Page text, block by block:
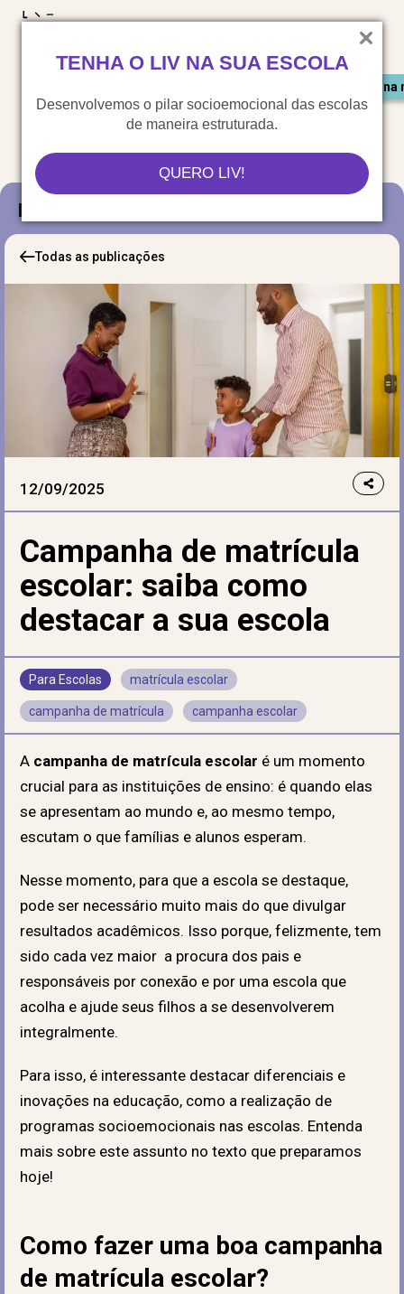
TENHA O LIV NA SUA ESCOLA
Desenvolvemos o pilar socioemocional das escolas
de maneira estruturada.
QUERO LIV!
Saiu
Blog
Todas as publicações
12/09/2025
Campanha de matrícula
escolar: saiba como
destacar a sua escola
Para Escolas matrícula escolar
campanha de matrícula campanha escolar
A campanha de matrícula escolar é um momento
crucial para as instituições de ensino: é quando elas
se apresentam ao mundo e, ao mesmo tempo,
escutam o que famílias e alunos esperam.
Nesse momento, para que a escola se destaque,
pode ser necessário muito mais do que divulgar
resultados acadêmicos. Isso porque, felizmente, tem
sido cada vez maior a procura dos pais e
responsáveis por conexão e por uma escola que
acolha e ajude seus filhos a se desenvolverem
integralmente.
Para isso, é interessante destacar diferenciais e
inovações na educação, como a realização de
programas socioemocionais nas escolas. Entenda
mais sobre este assunto no texto que preparamos
hoje!
Como fazer uma boa campanha
de matrícula escolar?